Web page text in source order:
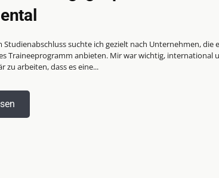
Studienabschluss suchte ich gezielt nach Unternehmen, die
Traineeprogramm anbieten. Mir war wichtig, international
zu arbeiten, dass es eine...